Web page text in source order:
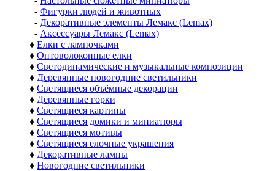
- Фигурки людей и животных
- Декоративные элементы Лемакс (Lemax)
- Аксессуары Лемакс (Lemax)
♦ Елки с лампочками
♦ Оптоволоконные елки
♦ Светодинамические и музыкальные композиции
♦ Деревянные новогодние светильники
♦ Светящиеся объёмные декорации
♦ Деревянные горки
♦ Светящиеся картины
♦ Светящиеся домики и миниатюры
♦ Светящиеся мотивы
♦ Светящиеся елочные украшения
♦ Декоративные лампы
♦ Новогодние светильники